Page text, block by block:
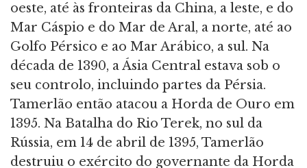
oeste, até às fronteiras da China, a leste, e do
Mar Cáspio e do Mar de Aral, a norte, até ao
Golfo Pérsico e ao Mar Arábico, a sul. Na
década de 1390, a Ásia Central estava sob o
seu controlo, incluindo partes da Pérsia.
Tamerlão então atacou a Horda de Ouro em
1395. Na Batalha do Rio Terek, no sul da
Rússia, em 14 de abril de 1395, Tamerlão
destruiu o exército do governante da Horda